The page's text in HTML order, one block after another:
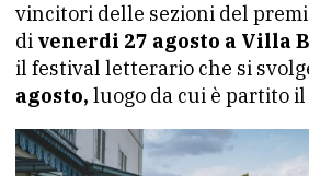
vincitori delle sezioni del
di venerdi 27 agosto a Villa
il festival letterario che si
agosto, luogo da cui è partito